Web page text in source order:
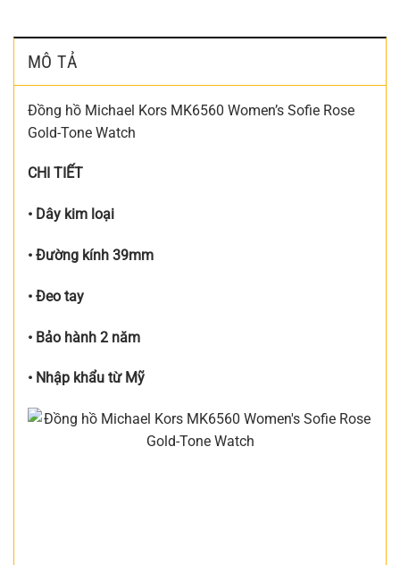
MÔ TẢ
Đồng hồ Michael Kors MK6560 Women’s Sofie Rose
Gold-Tone Watch
CHI TIẾT
• Dây kim loại
• Đường kính 39mm
• Đeo tay
• Bảo hành 2 năm
• Nhập khẩu từ Mỹ